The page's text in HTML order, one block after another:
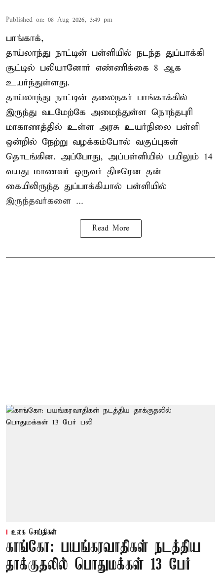
Published on: 08 Aug 2026, 3:49 pm
பாங்காக்,
தாய்லாந்து நாட்டின் பள்ளியில் நடந்த துப்பாக்கி
சூட்டில் பலியானோர் எண்ணிக்கை 8 ஆக
உயர்ந்துள்ளது.
தாய்லாந்து நாட்டின் தலைநகர் பாங்காக்கில்
இருந்து வடமேற்கே அமைந்துள்ள நொந்தபுரி
மாகாணத்தில் உள்ள அரசு உயர்நிலை பள்ளி
ஒன்றில் நேற்று வழக்கம்போல் வகுப்புகள்
தொடங்கின. அப்போது, அப்பள்ளியில் பயிலும் 14
வயது மாணவர் ஒருவர் திடீரென தன்
கையிலிருந்த துப்பாக்கியால் பள்ளியில்
இருந்தவர்களை ...
Read More
உலக செய்திகள்
காங்கோ: பயங்கரவாதிகள் நடத்திய
தாக்குதலில் பொதுமக்கள் 13 பேர்